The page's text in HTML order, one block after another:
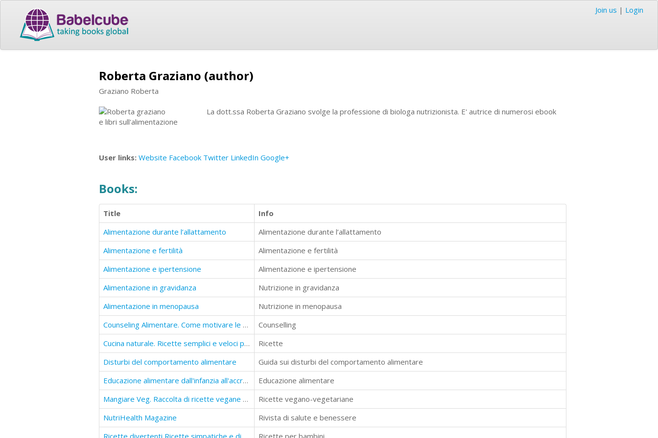
Join us | Login
Roberta Graziano (author)
Graziano Roberta
La dott.ssa Roberta Graziano svolge la professione di biologa nutrizionista. E' autrice di numerosi ebook
e libri sull'alimentazione
User links: Website Facebook Twitter LinkedIn Google+
Books:
Title
Info
Alimentazione durante l’allattamento
Alimentazione durante l’allattamento
Alimentazione e fertilità
Alimentazione e fertilità
Alimentazione e ipertensione
Alimentazione e ipertensione
Alimentazione in gravidanza
Nutrizione in gravidanza
Alimentazione in menopausa
Nutrizione in menopausa
Counseling Alimentare. Come motivare le persone a modificare le abitudini alimentari
Counselling
Cucina naturale. Ricette semplici e veloci per una corretta alimentazione
Ricette
Disturbi del comportamento alimentare
Guida sui disturbi del comportamento alimentare
Educazione alimentare dall'infanzia all'accrescimento
Educazione alimentare
Mangiare Veg. Raccolta di ricette vegane e vegetariane con valori nutrizionali
Ricette vegano-vegetariane
NutriHealth Magazine
Rivista di salute e benessere
Ricette per bambini